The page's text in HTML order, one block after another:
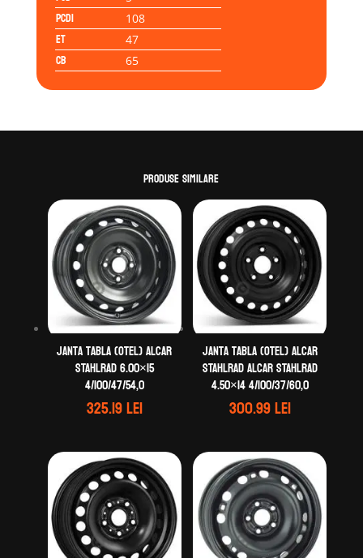
PCD1 108
ET 47
CB 65
Produse similare
Janta tabla (otel) ALCAR
STAHLRAD 6.00×15
4/100/47/54,0
325.19lei
Janta tabla (otel) ALCAR
STAHLRAD ALCAR STAHLRAD
4.50×14 4/100/37/60,0
300.99lei